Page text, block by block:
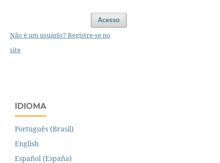
Acesso
Não é um usuário? Registre-se no
site
IDIOMA
Português (Brasil)
English
Español (España)